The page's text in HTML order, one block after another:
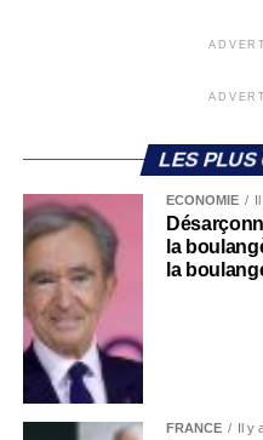
LES PLUS
ECONOMIE
la
la
FRANCE Il y